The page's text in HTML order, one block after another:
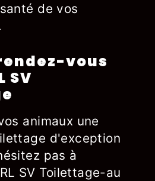
de vos
vous
SV
animaux une
d'exception
pas à
SV Toilettage-au